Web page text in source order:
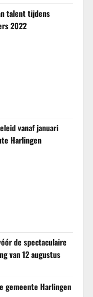
talent tijdens
2022
vanaf januari
Harlingen
de spectaculaire
van 12 augustus
gemeente Harlingen